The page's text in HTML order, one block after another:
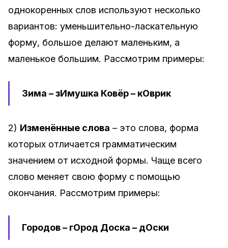
однокоренных слов используют несколько
вариантов: уменьшительно-ласкательную
форму, большое делают маленьким, а
маленькое большим. Рассмотрим примеры:
Зима – зИмушка Ковёр – кОврик
2) Изменённые слова – это слова, форма
которых отличается грамматическим
значением от исходной формы. Чаще всего
слово меняет свою форму с помощью
окончания. Рассмотрим примеры:
Городов – гОрод Доска – дОски